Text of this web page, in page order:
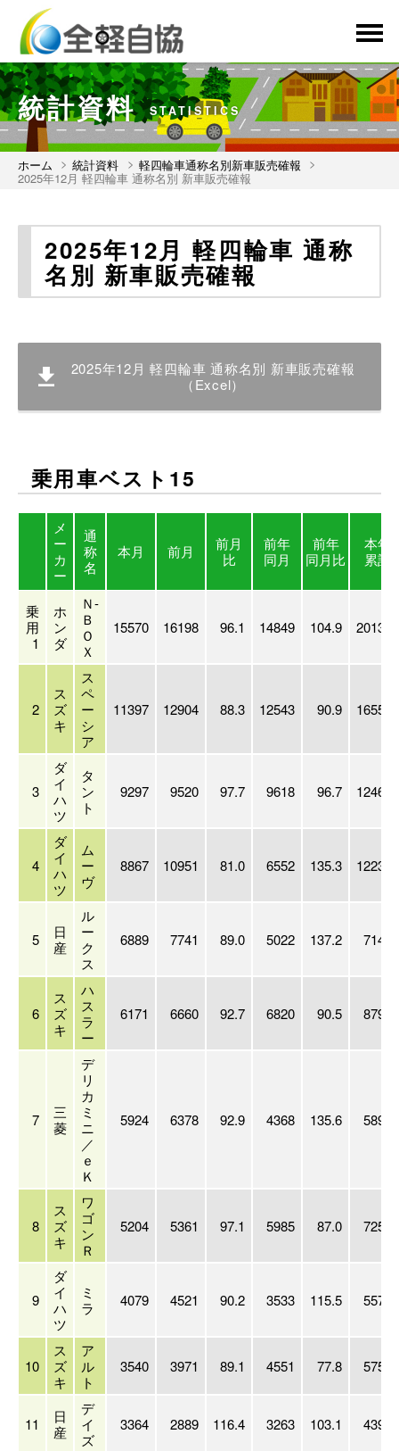
統計資料 STATISTICS
ホーム 統計資料 軽四輪車通称名別新車販売確報
2025年12月 軽四輪車 通称名別 新車販売確報
2025年12月 軽四輪車 通称
名別 新車販売確報
2025年12月 軽四輪車 通称名別 新車販売確報
（Excel）
乗用車ベスト15
メ
ー
カ
ー
通
称
名
本月 前月
前月
比
前年
同月
前年
同月比
本年
累計
乗
用
1
ホ
ン
ダ
Ｎ-
Ｂ
Ｏ
Ｘ
15570 16198 96.1 14849 104.9 201354
2
ス
ズ
キ
ス
ペ
ー
シ
ア
11397 12904 88.3 12543 90.9 165589
3
ダ
イ
ハ
ツ
タ
ン
ト
9297 9520 97.7 9618 96.7 124619
4
ダ
イ
ハ
ツ
ム
ー
ヴ
8867 10951 81.0 6552 135.3 122349
5
日
産
ル
ー
ク
ス
6889 7741 89.0 5022 137.2 71498
6
ス
ズ
キ
ハ
ス
ラ
ー
6171 6660 92.7 6820 90.5 87972
7
三
菱
デ
リ
カ
ミ
ニ
／
ｅ
Ｋ
5924 6378 92.9 4368 135.6 58916
8
ス
ズ
キ
ワ
ゴ
ン
Ｒ
5204 5361 97.1 5985 87.0 72520
9
ダ
イ
ハ
ツ
ミ
ラ
4079 4521 90.2 3533 115.5 55777
10
ス
ズ
キ
ア
ル
ト
3540 3971 89.1 4551 77.8 57553
11
日
産
デ
イ
ズ
3364 2889 116.4 3263 103.1 43939